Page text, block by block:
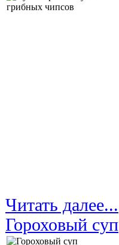
Читать далее...
Гороховый суп